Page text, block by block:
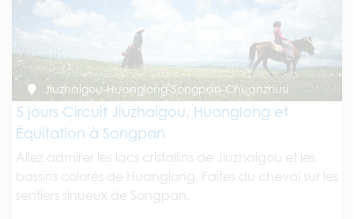
Jiuzhaigou-Huanglong-Songpan-Chuanzhusi
5 jours Circuit Jiuzhaigou, Huanglong et
Équitation à Songpan
Allez admirer les lacs cristallins de Jiuzhaigou et les
bassins colorés de Huanglong. Faites du cheval sur les
sentiers sinueux de Songpan.